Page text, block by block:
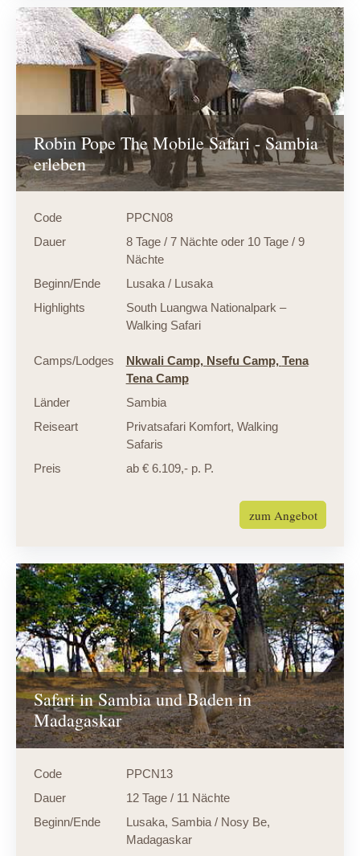
Robin Pope The Mobile Safari - Sambia
erleben
Code
PPCN08
Dauer
8 Tage / 7 Nächte oder 10 Tage / 9
Nächte
Beginn/Ende
Lusaka / Lusaka
Highlights
South Luangwa Nationalpark –
Walking Safari
Camps/Lodges Nkwali Camp, Nsefu Camp, Tena
Tena Camp
Länder
Sambia
Reiseart
Privatsafari Komfort, Walking
Safaris
Preis
ab € 6.109,- p. P.
zum Angebot
Safari in Sambia und Baden in
Madagaskar
Code
PPCN13
Dauer
12 Tage / 11 Nächte
Beginn/Ende
Lusaka, Sambia / Nosy Be,
Madagaskar